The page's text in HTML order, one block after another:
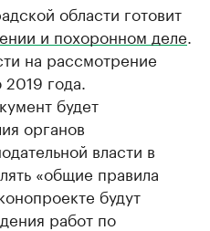
области готовит
и похоронном деле
на рассмотрение
года.
будет
органов
власти в
«общие правила
будут
работ по